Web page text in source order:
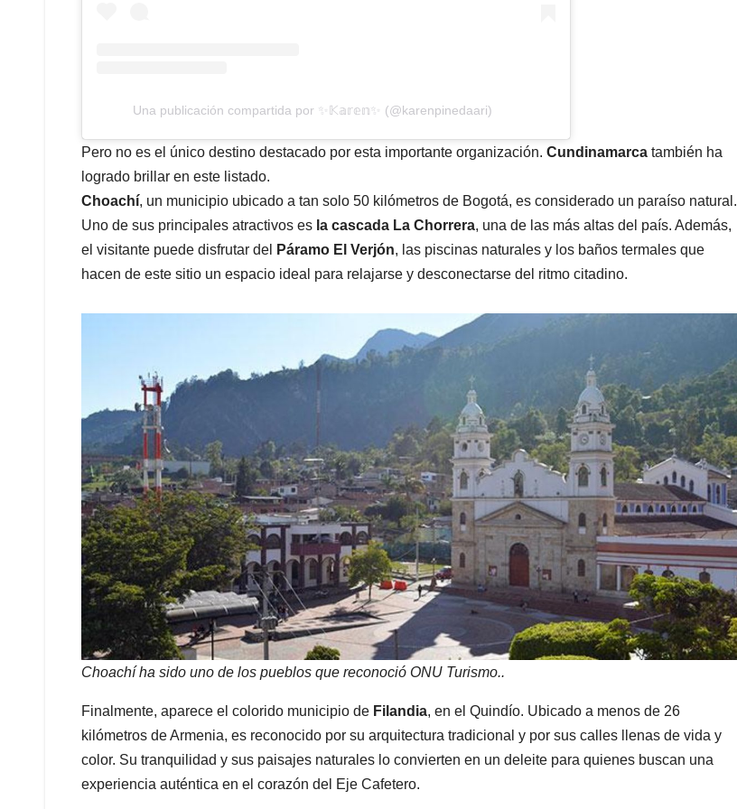
Una publicación compartida por ✨𝕂𝕒𝕣𝕖𝕟✨ (@karenpinedaari)
Pero no es el único destino destacado por esta importante organización. Cundinamarca también ha
logrado brillar en este listado.
Choachí, un municipio ubicado a tan solo 50 kilómetros de Bogotá, es considerado un paraíso natural.
Uno de sus principales atractivos es la cascada La Chorrera, una de las más altas del país. Además,
el visitante puede disfrutar del
Páramo El Verjón, las piscinas naturales y los baños termales que
hacen de este sitio un espacio ideal para relajarse y desconectarse del ritmo citadino.
Choachí ha sido uno de los pueblos que reconoció ONU Turismo..
Finalmente, aparece el colorido municipio de Filandia, en el Quindío. Ubicado a menos de 26
kilómetros de Armenia, es reconocido por su arquitectura tradicional y por sus calles llenas de vida y
color. Su tranquilidad y sus paisajes naturales lo convierten en un deleite para quienes buscan una
experiencia auténtica en el corazón del Eje Cafetero.